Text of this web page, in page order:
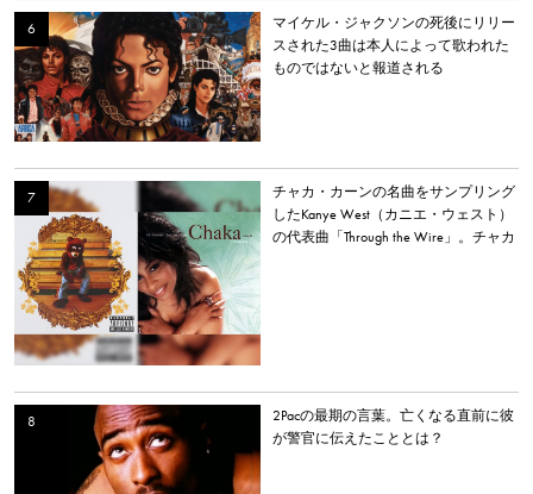
マイケル・ジャクソンの死後にリリー
スされた3曲は本人によって歌われた
ものではないと報道される
チャカ・カーンの名曲をサンプリング
したKanye West（カニエ・ウェスト）
の代表曲「Through the Wire」。チャカ
2Pacの最期の言葉。亡くなる直前に彼
が警官に伝えたこととは？